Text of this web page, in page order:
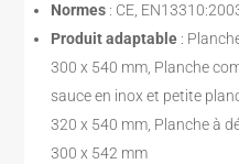
Normes : CE,
Produit adaptable :
300 x 540 mm, Planche
sauce en inox et petite
320 x 540 mm, Planche à
300 x 542 mm